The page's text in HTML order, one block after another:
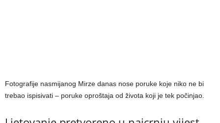
Fotografije nasmijanog Mirze danas nose poruke koje niko ne bi
trebao ispisivati – poruke oproštaja od života koji je tek počinjao.